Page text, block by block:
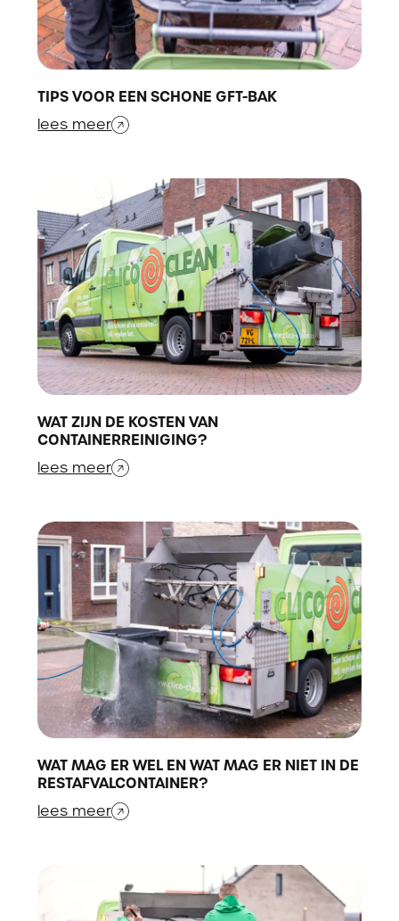
TIPS VOOR EEN SCHONE GFT-BAK
lees meer
WAT ZIJN DE KOSTEN VAN
CONTAINERREINIGING?
lees meer
WAT MAG ER WEL EN WAT MAG ER NIET IN DE
RESTAFVALCONTAINER?
lees meer